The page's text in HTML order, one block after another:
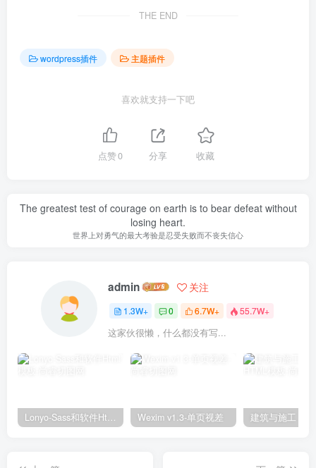
THE END
wordpress插件 主题插件
喜欢就支持一下吧
点赞0 分享 收藏
The greatest test of courage on earth is to bear defeat without
losing heart.
世界上对勇气的最大考验是忍受失败而不丧失信心
admin 关注
1.3W+ 0 6.7W+ 55.7W+
这家伙很懒，什么都没有写...
Lonyo-Sass和软件Html模板 Wexim v1.3-单页视差